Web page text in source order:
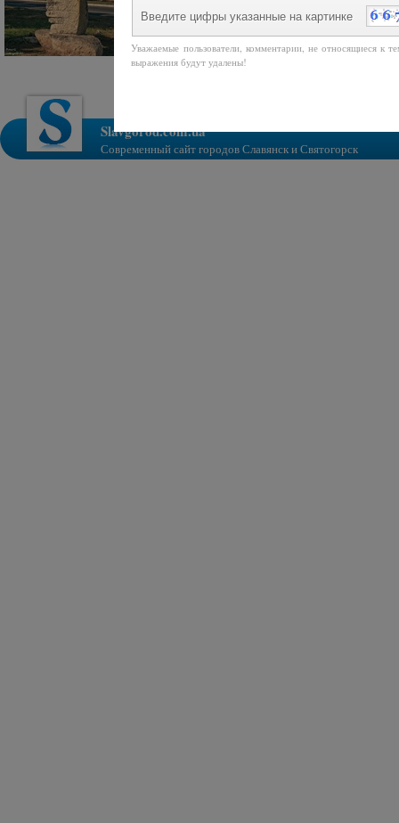
Введите цифры указанные на картинке
Уважаемые пользователи, комментарии, не относящиеся к
выражения будут удалены!
Slavgorod.com.ua
Современный сайт городов Славянск и Святогорск